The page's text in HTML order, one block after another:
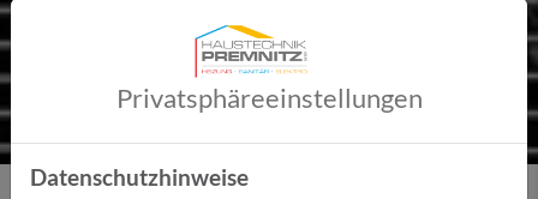
Privatsphäre­einstellungen
Datenschutzhinweise